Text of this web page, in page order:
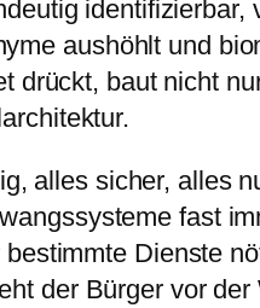
identifizierbar,
aushöhlt und
drückt, baut nicht
alles sicher, alles
fast
Dienste
der Bürger vor der